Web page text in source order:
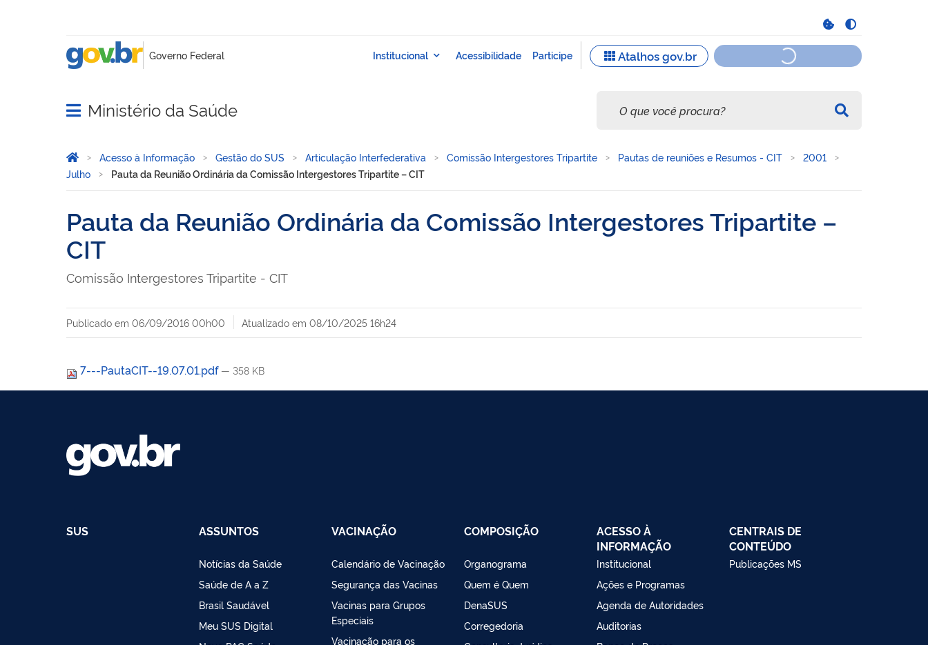
Abrir menu principal de navegação
Ministério da Saúde
Você está aqui:
Página Inicial
Acesso à Informação Gestão do SUS Articulação Interfederativa Comissão Intergestores Tripartite Pautas de reuniões e Resumos - CIT
2001
Julho
Pauta da Reunião Ordinária da Comissão Intergestores Tripartite – CIT
Pauta da Reunião Ordinária da Comissão Intergestores Tripartite –
CIT
Comissão Intergestores Tripartite - CIT
Publicado em 06/09/2016 00h00 Atualizado em 08/10/2025 16h24
7---PautaCIT--19.07.01.pdf — 358 KB
SUS ASSUNTOS
Notícias da Saúde
Saúde de A a Z
Brasil Saudável
Meu SUS Digital
VACINAÇÃO
Calendário de Vacinação
Segurança das Vacinas
Vacinas para Grupos
Especiais
Vacinação para os
COMPOSIÇÃO
Organograma
Quem é Quem
DenaSUS
Corregedoria
ACESSO À
INFORMAÇÃO
Institucional
Ações e Programas
Agenda de Autoridades
Auditorias
CENTRAIS DE
CONTEÚDO
Publicações MS